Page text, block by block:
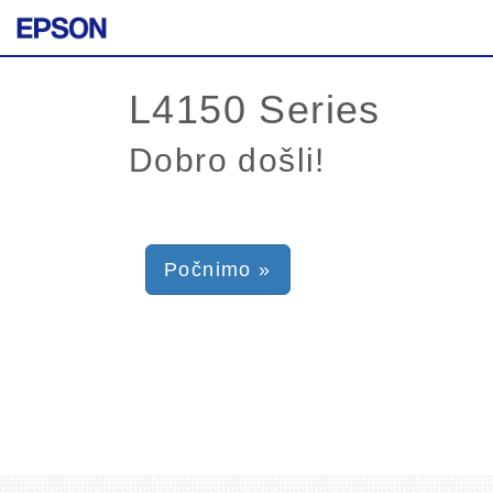
Dobro došli!
Počnimo »